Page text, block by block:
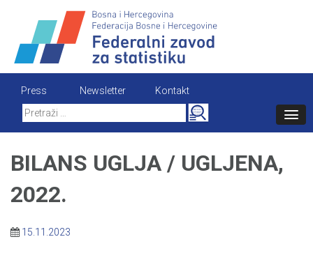
content
Press Newsletter
Kontakt
Search
for:
BILANS UGLJA / UGLJENA,
2022.
15.11.2023